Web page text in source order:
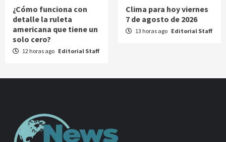
¿Cómo funciona con
detalle la ruleta
americana que tiene un
solo cero?
12 horas ago Editorial Staff
Clima para hoy viernes
7 de agosto de 2026
13 horas ago Editorial Staff